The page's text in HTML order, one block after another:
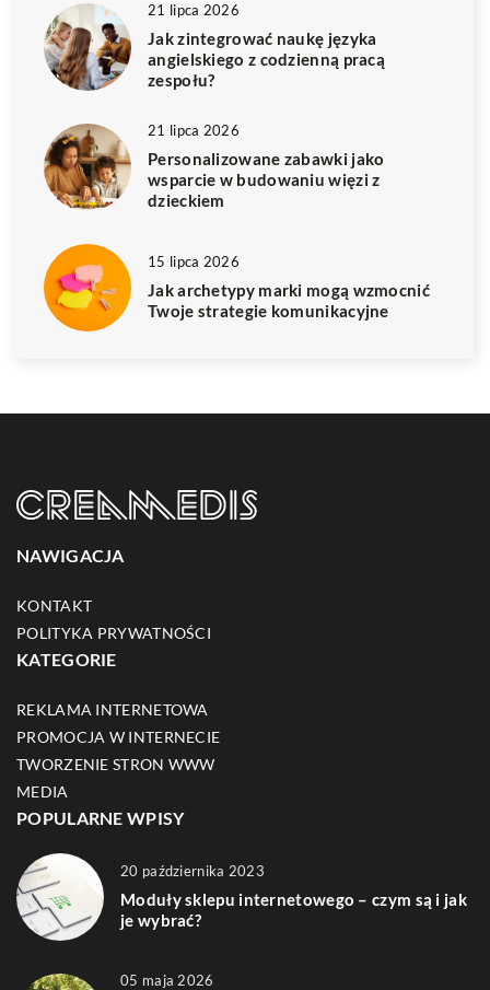
21 lipca 2026
Jak zintegrować naukę języka
angielskiego z codzienną pracą
zespołu?
21 lipca 2026
Personalizowane zabawki jako
wsparcie w budowaniu więzi z
dzieckiem
15 lipca 2026
Jak archetypy marki mogą wzmocnić
Twoje strategie komunikacyjne
NAWIGACJA
KONTAKT
POLITYKA PRYWATNOŚCI
KATEGORIE
REKLAMA INTERNETOWA
PROMOCJA W INTERNECIE
TWORZENIE STRON WWW
MEDIA
POPULARNE WPISY
20 października 2023
Moduły sklepu internetowego – czym są i jak
je wybrać?
05 maja 2026